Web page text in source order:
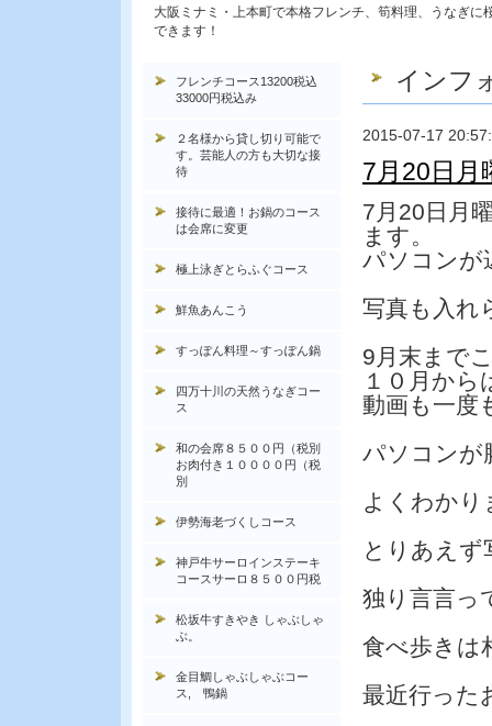
大阪ミナミ・上本町で本格フレンチ、筍料理、うなぎ
できます！
インフ
2015-07-17
7月20日月
7月20日月
ます。
パソコンが
写真も入れ
9月末まで
１０月から
動画も一度
パソコンが
よくわかり
とりあえず
独り言言っ
食べ歩きは
最近行った
フレンチコース13200税込
33000円税込み
２名様から貸し切り可能で
す。芸能人の方も大切な接
待
接待に最適！お鍋のコース
は会席に変更
極上泳ぎとらふぐコース
鮮魚あんこう
すっぽん料理～すっぽん鍋
四万十川の天然うなぎコー
ス
和の会席８５００円（税別
お肉付き１００００円（税
別
伊勢海老づくしコース
神戸牛サーロインステーキ
コースサーロ８５００円税
松坂牛すきやき しゃぶしゃ
ぶ。
金目鯛しゃぶしゃぶコー
ス, 鴨鍋